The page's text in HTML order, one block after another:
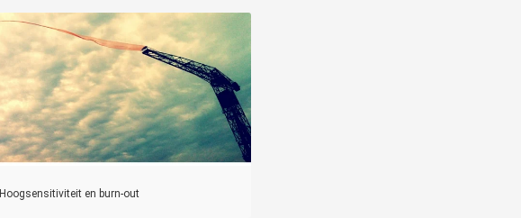
Hoogsensitiviteit en burn-out